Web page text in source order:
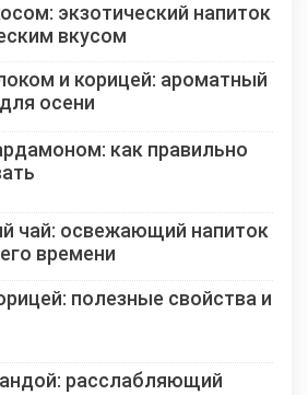
экзотический напиток
вкусом
и корицей: ароматный
осени
как правильно
чай: освежающий напиток
времени
полезные свойства и
расслабляющий